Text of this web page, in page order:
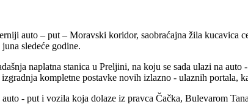
auto – put – Moravski koridor, saobraćajna žila kucavica
sledeće godine.
naplatna stanica u Preljini, na koju se sada ulazi na
kompletne postavke novih izlazno - ulaznih portala,
- put i vozila koja dolaze iz pravca Čačka, Bulevarom